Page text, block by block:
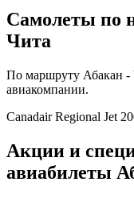
Самолеты по
Чита
По маршруту Абакан -
авиакомпании.
Canadair Regional Jet
Акции и
авиабилеты